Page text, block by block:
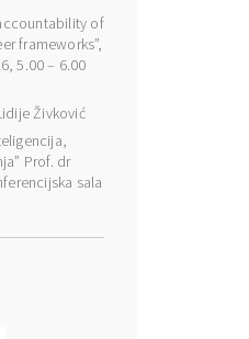
of
frameworks”,
5.00 – 6.00
Živković
Prof. dr
sala